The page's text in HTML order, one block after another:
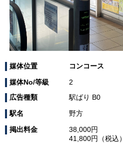
媒体位置
コンコース
媒体No/等級
2
広告種類
駅ばり B0
駅名
野方
掲出料金
38,000円
41,800円（税込）